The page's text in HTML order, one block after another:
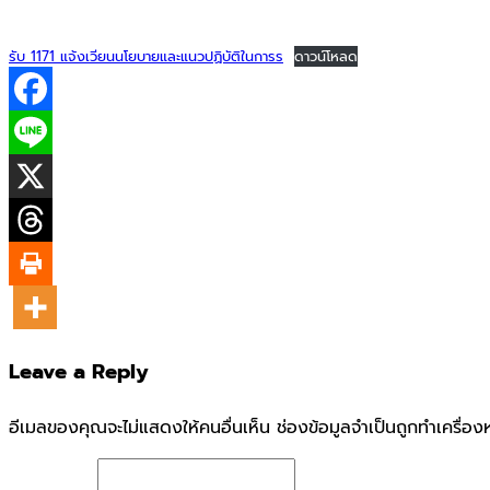
รับ 1171 แจ้งเวียนนโยบายและแนวปฏิบัติในการร ดาวน์โหลด
Leave a Reply
อีเมลของคุณจะไม่แสดงให้คนอื่นเห็น ช่องข้อมูลจำเป็นถูกทำเครื่อง